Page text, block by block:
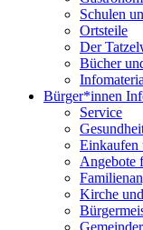
Schulen
Ortsteile
Der
Bücher
Bürger*innen
Service
Einkaufen
Angebote
Kirche